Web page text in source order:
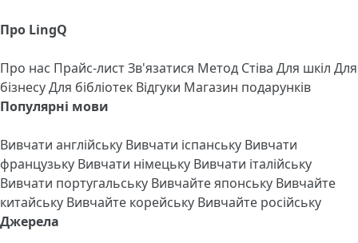
Про LingQ
Про нас Прайс-листЗв'язатися Метод Стіва Для шкіл Для
бізнесуДля бібліотек Відгуки Магазин подарунків
Популярні мови
Вивчати англійську Вивчати іспанську Вивчати
французьку Вивчати німецьку Вивчати італійську
Вивчати португальську Вивчайте японську Вивчайте
китайську Вивчайте корейську Вивчайте російську
Джерела